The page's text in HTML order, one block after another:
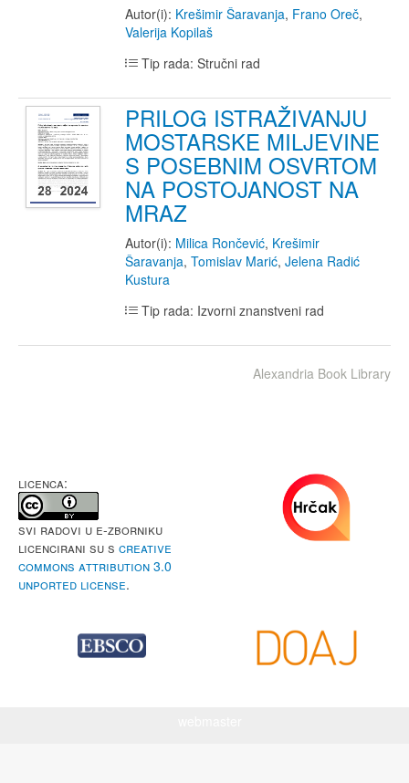
Autor(i): Krešimir Šaravanja, Frano Oreč,
Valerija Kopilaš
Tip rada: Stručni rad
PRILOG ISTRAŽIVANJU
MOSTARSKE MILJEVINE
S POSEBNIM OSVRTOM
NA POSTOJANOST NA
MRAZ
Autor(i): Milica Rončević, Krešimir
Šaravanja, Tomislav Marić, Jelena Radić
Kustura
Tip rada: Izvorni znanstveni rad
Alexandria Book Library
LICENCA:
Svi radovi u e-Zborniku
licencirani su s Creative
Commons Attribution 3.0
Unported License.